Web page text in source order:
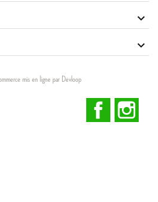


mis en ligne par Devloop
Facebook